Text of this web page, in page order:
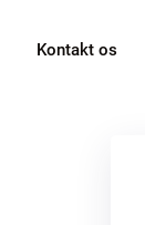
Kontakt os